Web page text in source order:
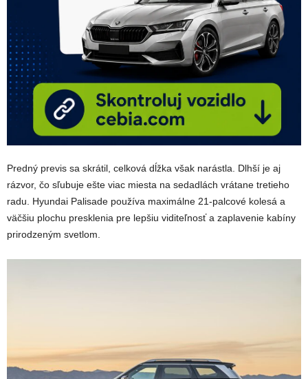
Predný previs sa skrátil, celková dĺžka však narástla. Dlhší je aj
rázvor, čo sľubuje ešte viac miesta na sedadlách vrátane tretieho
radu. Hyundai Palisade používa maximálne 21-palcové kolesá a
väčšiu plochu presklenia pre lepšiu viditeľnosť a zaplavenie kabíny
prirodzeným svetlom.